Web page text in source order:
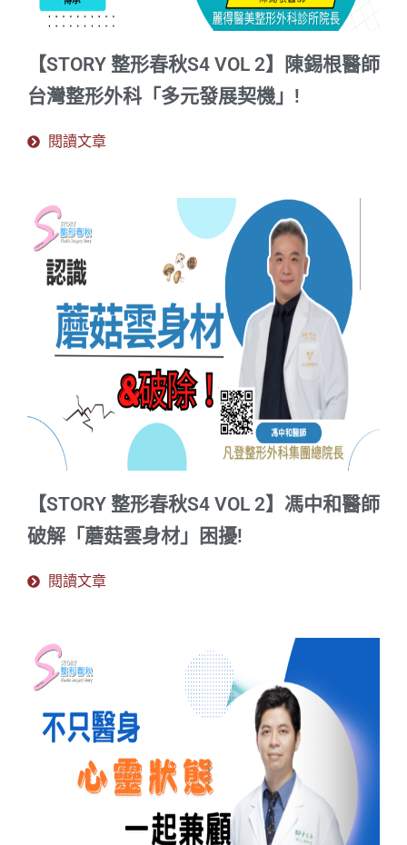
【STORY 整形春秋S4 VOL 2】陳錫根醫師
台灣整形外科「多元發展契機」!
閱讀文章
【STORY 整形春秋S4 VOL 2】馮中和醫師
破解「蘑菇雲身材」困擾!
閱讀文章